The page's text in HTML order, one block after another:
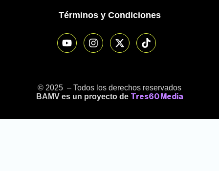
Términos y Condiciones
© 2025 – Todos los derechos reservados
BAMV es un proyecto de Tres60 Media